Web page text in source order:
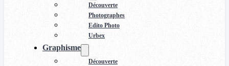
Découverte
Photographes
Edito Photo
Urbex
Graphisme
Découverte